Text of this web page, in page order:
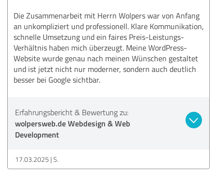
Die Zusammenarbeit mit Herrn Wolpers war von Anfang
an unkompliziert und professionell. Klare Kommunikation,
schnelle Umsetzung und ein faires Preis-Leistungs-
Verhältnis haben mich überzeugt. Meine WordPress-
Website wurde genau nach meinen Wünschen gestaltet
und ist jetzt nicht nur moderner, sondern auch deutlich
besser bei Google sichtbar.
Erfahrungsbericht & Bewertung zu:
wolpersweb.de Webdesign & Web
Development
17.03.2025 S.